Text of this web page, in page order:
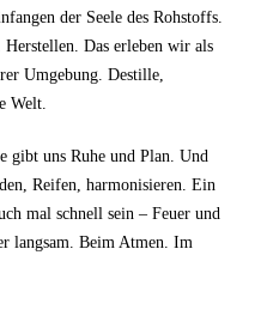
der Seele des Rohstoffs.
Das erleben wir als
Umgebung. Destille,
Welt.
gibt uns Ruhe und Plan. Und
Reifen, harmonisieren. Ein
mal schnell sein – Feuer und
langsam. Beim Atmen. Im